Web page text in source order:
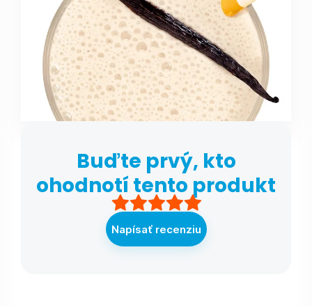
Buďte prvý, kto
ohodnotí tento produkt
Napísať recenziu